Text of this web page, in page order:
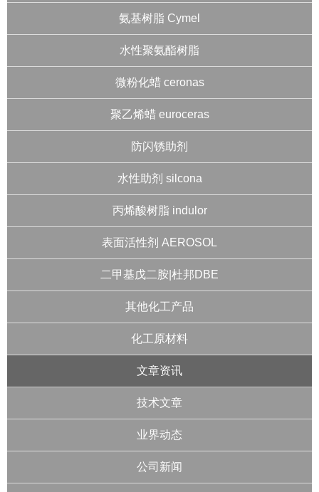
氨基树脂 Cymel
水性聚氨酯树脂
微粉化蜡 ceronas
聚乙烯蜡 euroceras
防闪锈助剂
水性助剂 silcona
丙烯酸树脂 indulor
表面活性剂 AEROSOL
二甲基戊二胺|杜邦DBE
其他化工产品
化工原材料
文章资讯
技术文章
业界动态
公司新闻